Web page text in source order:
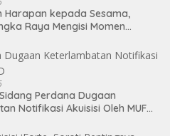
Harapan kepada Sesama,
Raya Mengisi Momen
Perdana Dugaan
Notifikasi Akuisisi Oleh MUFG